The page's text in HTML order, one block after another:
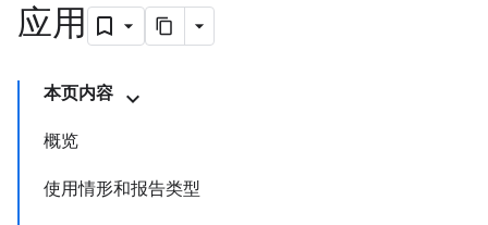
应用
本页内容
概览
使用情形和报告类型